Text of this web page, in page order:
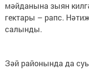
мәйданына зыян
гектары – рапс.
салынды.
Зәй районында да